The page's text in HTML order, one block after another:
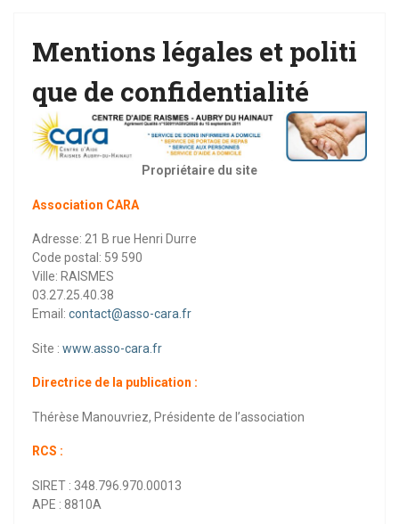
Mentions légales et politi
que de confidentialité
Propriétaire du site
Association CARA
Adresse: 21 B rue Henri Durre
Code postal: 59 590
Ville: RAISMES
03.27.25.40.38
Email: contact@asso-cara.fr
Site : www.asso-cara.fr
Directrice de la publication :
Thérèse Manouvriez, Présidente de l’association
RCS :
SIRET : 348.796.970.00013
APE : 8810A